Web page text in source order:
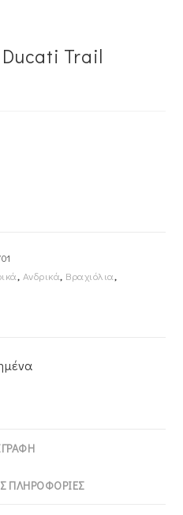
Ducati Trail
, Ανδρικά, Βραχιόλια,
ΠΛΗΡΟΦΟΡΊΕΣ